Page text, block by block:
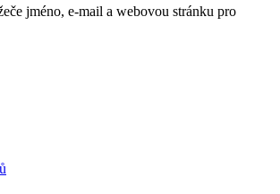
jméno, e-mail a webovou stránku pro